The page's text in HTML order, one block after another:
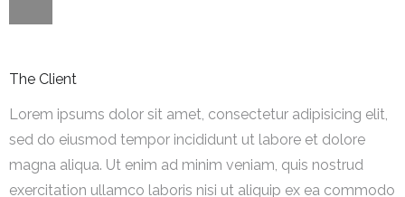
Laboratory
Logistics
Contact
The Client
Lorem ipsums dolor sit amet, consectetur adipisicing elit,
sed do eiusmod tempor incididunt ut labore et dolore
magna aliqua. Ut enim ad minim veniam, quis nostrud
exercitation ullamco laboris nisi ut aliquip ex ea commodo